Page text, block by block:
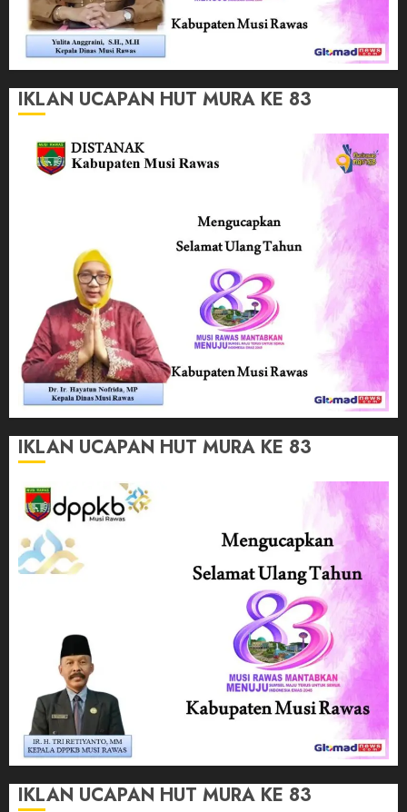
IKLAN UCAPAN HUT MURA KE 83
IKLAN UCAPAN HUT MURA KE 83
IKLAN UCAPAN HUT MURA KE 83